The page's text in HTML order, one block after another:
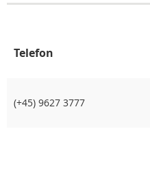
Telefon
(+45) 9627 3777